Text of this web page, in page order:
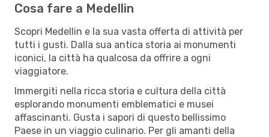
Cosa fare a Medellin
Scopri Medellin e la sua vasta offerta di attività per
tutti i gusti. Dalla sua antica storia ai monumenti
iconici, la città ha qualcosa da offrire a ogni
viaggiatore.
Immergiti nella ricca storia e cultura della città
esplorando monumenti emblematici e musei
affascinanti. Gusta i sapori di questo bellissimo
Paese in un viaggio culinario. Per gli amanti della